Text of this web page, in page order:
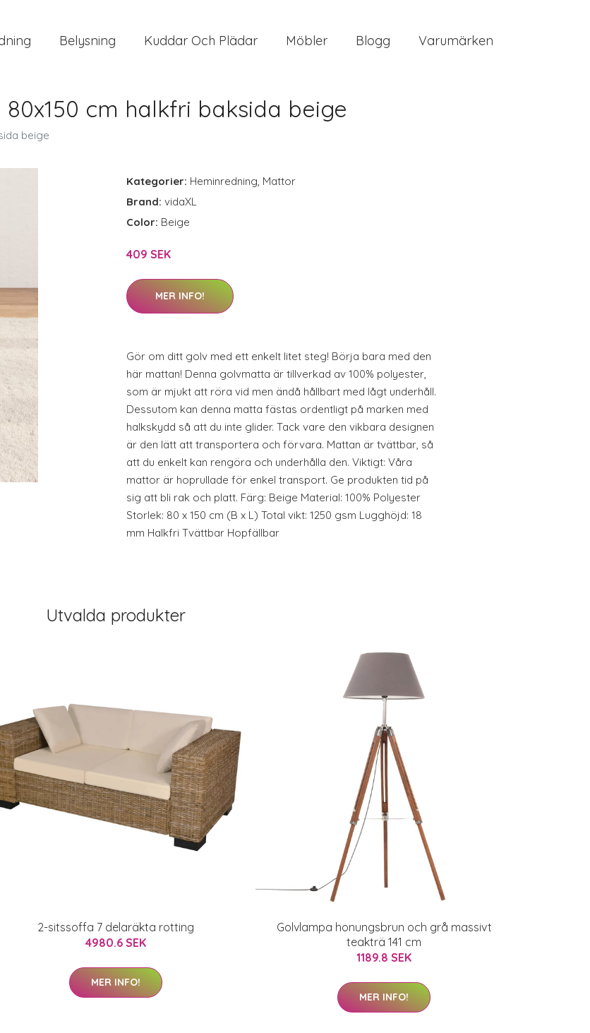
Belysning Kuddar Och Plädar Möbler Blogg Varumärken
cm halkfri baksida beige
beige
Kategorier: Heminredning, Mattor
Brand: vidaXL
Color: Beige
409 SEK
MER INFO!
Gör om ditt golv med ett enkelt litet steg! Börja bara med den
här mattan! Denna golvmatta är tillverkad av 100% polyester,
som är mjukt att röra vid men ändå hållbart med lågt underhåll.
Dessutom kan denna matta fästas ordentligt på marken med
halkskydd så att du inte glider. Tack vare den vikbara designen
är den lätt att transportera och förvara. Mattan är tvättbar, så
att du enkelt kan rengöra och underhålla den. Viktigt: Våra
mattor är hoprullade för enkel transport. Ge produkten tid på
sig att bli rak och platt. Färg: Beige Material: 100% Polyester
Storlek: 80 x 150 cm (B x L) Total vikt: 1250 gsm Lugghöjd: 18
mm Halkfri Tvättbar Hopfällbar
Utvalda produkter
2-sitssoffa 7 delaräkta rotting
4980.6 SEK
MER INFO!
Golvlampa honungsbrun och grå massivt
teakträ 141 cm
1189.8 SEK
MER INFO!